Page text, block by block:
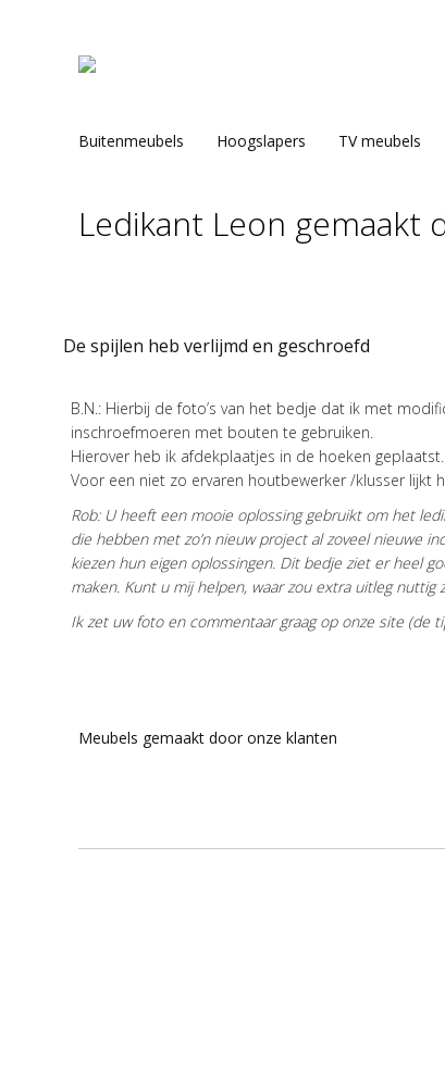
Buitenmeubels Hoogslapers TV meubels
Ledikant Leon gemaakt
Je bent hier:
De spijlen heb verlijmd en geschroefd
B.N.: Hierbij de foto’s van het bedje dat ik met
inschroefmoeren met bouten te gebruiken.
Hierover heb ik afdekplaatjes in de hoeken
Voor een niet zo ervaren houtbewerker /klusser lijkt
Rob: U heeft een mooie oplossing gebruikt om het
die hebben met zo’n nieuw project al zoveel nieuwe
kiezen hun eigen oplossingen. Dit bedje ziet er heel
maken. Kunt u mij helpen, waar zou extra uitleg nuttig
Ik zet uw foto en commentaar graag op onze site (de
Meubels gemaakt door onze klanten